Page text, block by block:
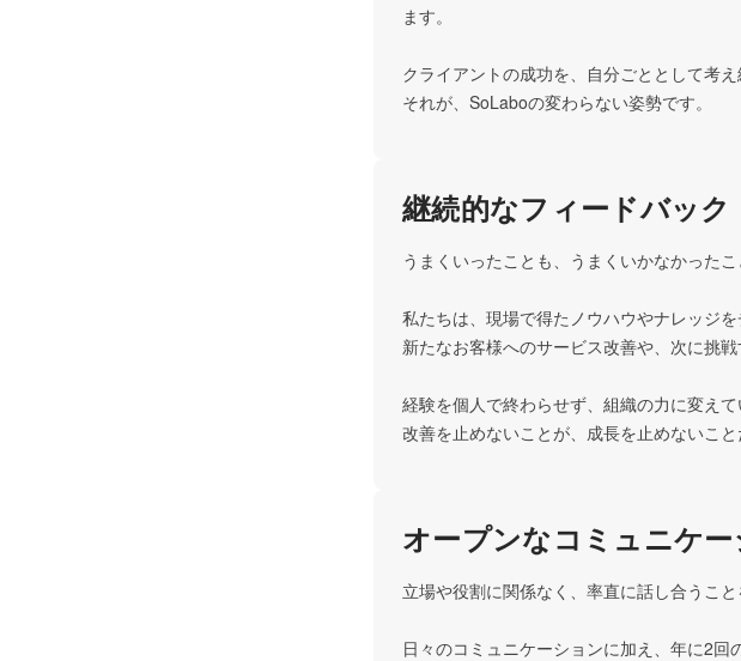
ます。
クライアントの成功を、自分ごととして考え
それが、SoLaboの変わらない姿勢です。
継続的なフィードバック
うまくいったことも、うまくいかなかった
私たちは、現場で得たノウハウやナレッジを
新たなお客様へのサービス改善や、次に挑
経験を個人で終わらせず、組織の力に変えて
改善を止めないことが、成長を止めないこと
オープンなコミュニケー
立場や役割に関係なく、率直に話し合うこと
日々のコミュニケーションに加え、年に2回